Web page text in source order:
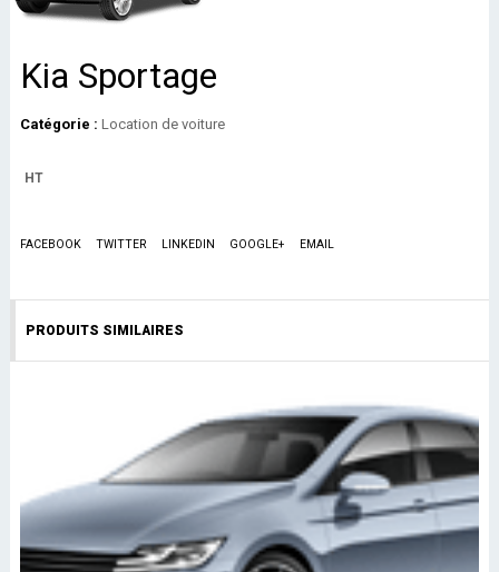
Kia Sportage
Catégorie : Location de voiture
HT
FACEBOOK TWITTER LINKEDIN GOOGLE+ EMAIL
PRODUITS SIMILAIRES